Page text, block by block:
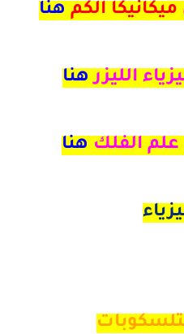
الكم هنا
الليزرهنا
علم الفلك هنا